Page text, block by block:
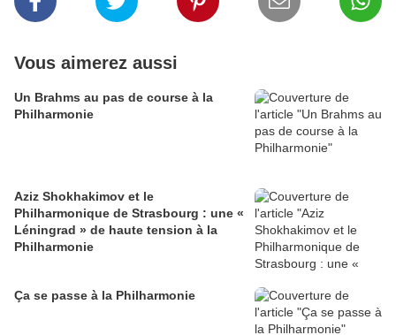
Vous aimerez aussi
Un Brahms au pas de course à la
Philharmonie
Aziz Shokhakimov et le
Philharmonique de Strasbourg : une «
Léningrad » de haute tension à la
Philharmonie
Ça se passe à la Philharmonie